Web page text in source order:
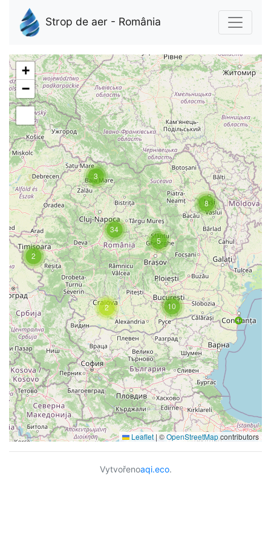
Strop de aer - România
8
2
3
2 10
5
34
+
−
Leaflet | ©OpenStreetMapcontributors
Vytvořenoaqi.eco.